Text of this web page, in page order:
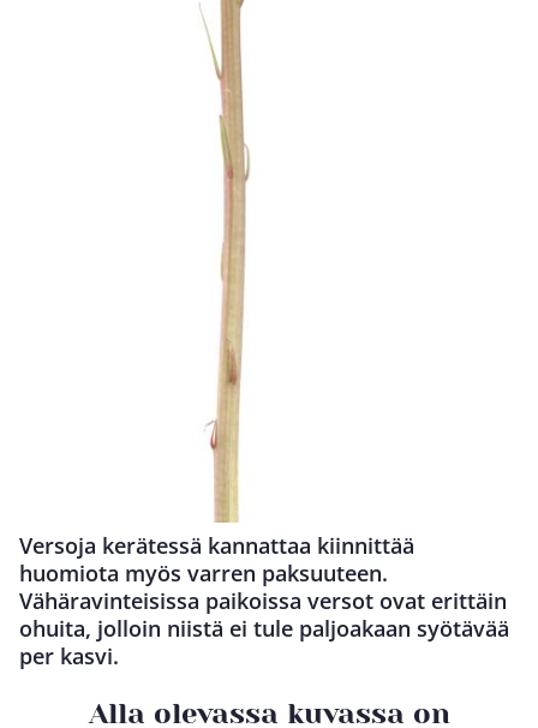
Versoja kerätessä kannattaa kiinnittää
huomiota myös varren paksuuteen.
Vähäravinteisissa paikoissa versot ovat erittäin
ohuita, jolloin niistä ei tule paljoakaan syötävää
per kasvi.
Alla olevassa kuvassa on